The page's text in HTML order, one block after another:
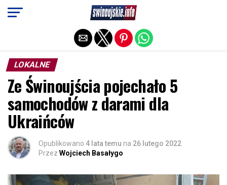
LOKALNE
Ze Świnoujścia pojechało 5
samochodów z darami dla
Ukraińców
Opublikowano 4 lata temu na 26 lutego 2022
Przez Wojciech Basałygo
Exit mobile version